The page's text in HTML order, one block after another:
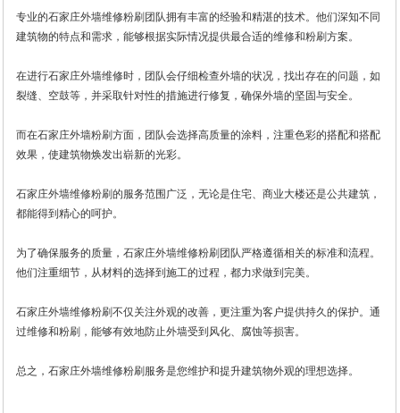
专业的石家庄外墙维修粉刷团队拥有丰富的经验和精湛的技术。他们深知不同
建筑物的特点和需求，能够根据实际情况提供最合适的维修和粉刷方案。
在进行石家庄外墙维修时，团队会仔细检查外墙的状况，找出存在的问题，如
裂缝、空鼓等，并采取针对性的措施进行修复，确保外墙的坚固与安全。
而在石家庄外墙粉刷方面，团队会选择高质量的涂料，注重色彩的搭配和搭配
效果，使建筑物焕发出崭新的光彩。
石家庄外墙维修粉刷的服务范围广泛，无论是住宅、商业大楼还是公共建筑，
都能得到精心的呵护。
为了确保服务的质量，石家庄外墙维修粉刷团队严格遵循相关的标准和流程。
他们注重细节，从材料的选择到施工的过程，都力求做到完美。
石家庄外墙维修粉刷不仅关注外观的改善，更注重为客户提供持久的保护。通
过维修和粉刷，能够有效地防止外墙受到风化、腐蚀等损害。
总之，石家庄外墙维修粉刷服务是您维护和提升建筑物外观的理想选择。